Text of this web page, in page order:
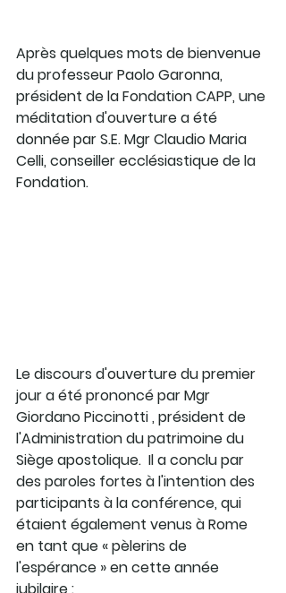
Après quelques mots de bienvenue
du professeur Paolo Garonna,
président de la Fondation CAPP, une
méditation d'ouverture a été
donnée par S.E. Mgr Claudio Maria
Celli, conseiller ecclésiastique de la
Fondation.
Le discours d'ouverture du premier
jour a été prononcé par Mgr
Giordano Piccinotti , président de
l'Administration du patrimoine du
Siège apostolique.  Il a conclu par
des paroles fortes à l'intention des
participants à la conférence, qui
étaient également venus à Rome
en tant que « pèlerins de
l'espérance » en cette année